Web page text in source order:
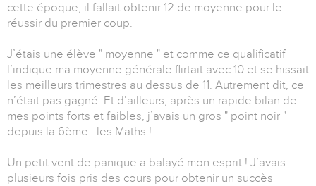
cette époque, il fallait obtenir 12 de moyenne pour le
réussir du premier coup.
J’étais une élève " moyenne " et comme ce qualificatif
l’indique ma moyenne générale flirtait avec 10 et se hissait
les meilleurs trimestres au dessus de 11. Autrement dit, ce
n’était pas gagné. Et d’ailleurs, après un rapide bilan de
mes points forts et faibles, j’avais un gros " point noir "
depuis la 6ème : les Maths !
Un petit vent de panique a balayé mon esprit ! J’avais
plusieurs fois pris des cours pour obtenir un succès